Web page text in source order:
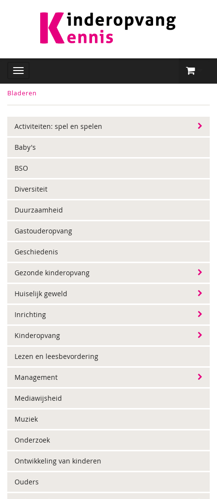
Bladeren
Activiteiten: spel en spelen
Baby's
BSO
Diversiteit
Duurzaamheid
Gastouderopvang
Geschiedenis
Gezonde kinderopvang
Huiselijk geweld
Inrichting
Kinderopvang
Lezen en leesbevordering
Management
Mediawijsheid
Muziek
Onderzoek
Ontwikkeling van kinderen
Ouders